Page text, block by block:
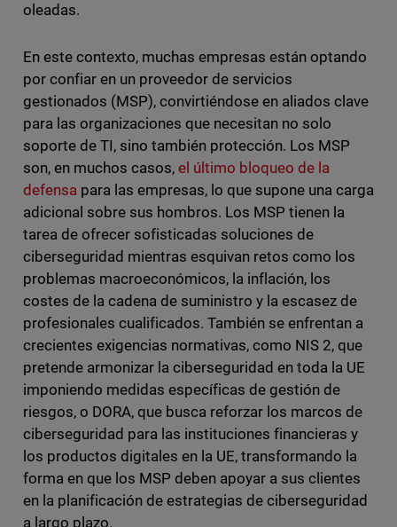
oleadas.
En este contexto, muchas empresas están optando
por confiar en un proveedor de servicios
gestionados (MSP), convirtiéndose en aliados clave
para las organizaciones que necesitan no solo
soporte de TI, sino también protección. Los MSP
son, en muchos casos, el último bloqueo de la
defensapara las empresas, lo que supone una carga
adicional sobre sus hombros. Los MSP tienen la
tarea de ofrecer sofisticadas soluciones de
ciberseguridad mientras esquivan retos como los
problemas macroeconómicos, la inflación, los
costes de la cadena de suministro y la escasez de
profesionales cualificados. También se enfrentan a
crecientes exigencias normativas, como NIS 2, que
pretende armonizar la ciberseguridad en toda la UE
imponiendo medidas específicas de gestión de
riesgos, o DORA, que busca reforzar los marcos de
ciberseguridad para las instituciones financieras y
los productos digitales en la UE, transformando la
forma en que los MSP deben apoyar a sus clientes
en la planificación de estrategias de ciberseguridad
a largo plazo.